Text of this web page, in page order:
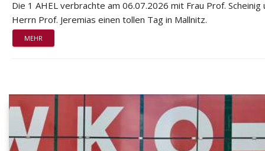
Die 1 AHEL verbrachte am 06.07.2026 mit Frau Prof. Scheinig
Herrn Prof. Jeremias einen tollen Tag in Mallnitz.
MEHR